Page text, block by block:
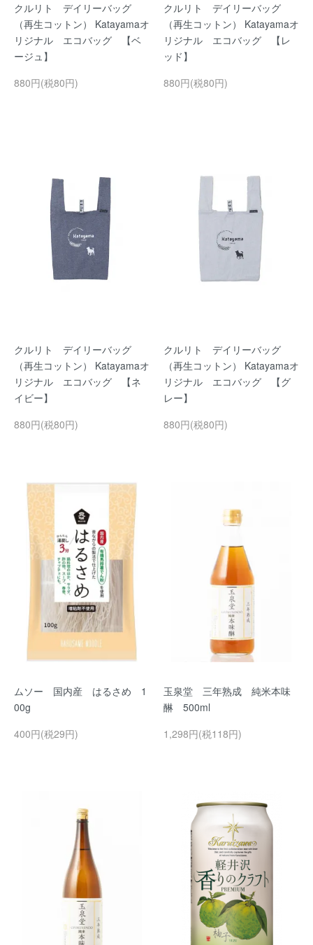
クルリト デイリーバッグ
（再生コットン） Katayamaオ
リジナル エコバッグ 【ベ
ージュ】
880円(税80円)
クルリト デイリーバッグ
（再生コットン） Katayamaオ
リジナル エコバッグ 【レ
ッド】
880円(税80円)
クルリト デイリーバッグ
（再生コットン） Katayamaオ
リジナル エコバッグ 【ネ
イビー】
880円(税80円)
クルリト デイリーバッグ
（再生コットン） Katayamaオ
リジナル エコバッグ 【グ
レー】
880円(税80円)
ムソー 国内産 はるさめ 1
00g
400円(税29円)
玉泉堂 三年熟成 純米本味
醂 500ml
1,298円(税118円)